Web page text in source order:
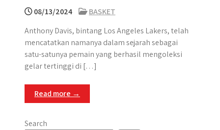
08/13/2024
BASKET
Anthony Davis, bintang Los Angeles Lakers, telah
mencatatkan namanya dalam sejarah sebagai
satu-satunya pemain yang berhasil mengoleksi
gelar tertinggi di […]
Read more →
Search